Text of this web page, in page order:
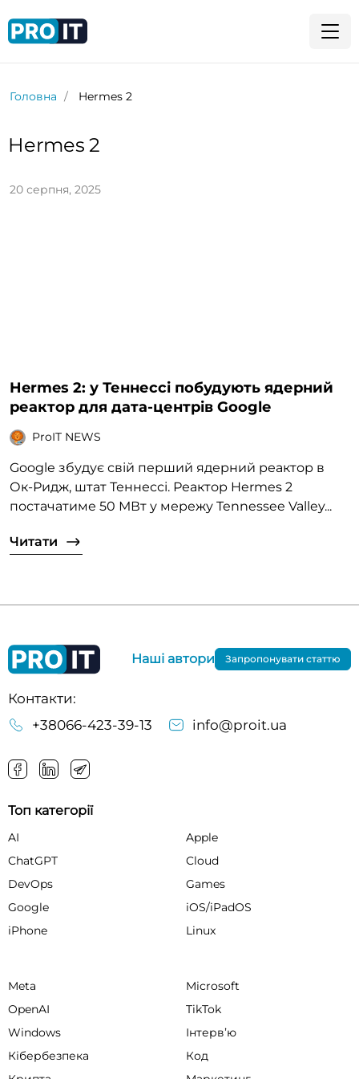
Головна Hermes 2
Hermes 2
20 серпня, 2025
Hermes 2: у Теннессі побудують ядерний
реактор для дата-центрів Google
ProIT NEWS
Google збудує свій перший ядерний реактор в
Ок-Ридж, штат Теннессі. Реактор Hermes 2
постачатиме 50 МВт у мережу Tennessee Valley...
Читати
Контакти:
+38066-423-39-13
info@proit.ua
Наші автори Запропонувати статтю
Топ категорії
AI
Apple
ChatGPT
Cloud
DevOps
Games
Google
iOS/iPadOS
iPhone
Linux
Meta
Microsoft
OpenAI
TikTok
Windows
Інтервʼю
Кібербезпека
Код